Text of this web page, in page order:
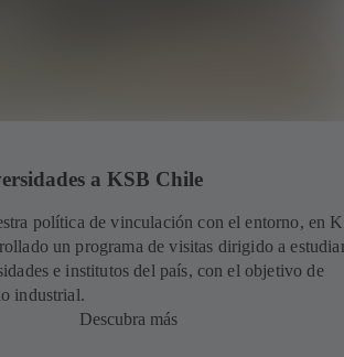
a KSB Chile
política de vinculación con el entorno, en
un programa de visitas dirigido a
e institutos del país, con el objetivo de
industrial.
Descubra más